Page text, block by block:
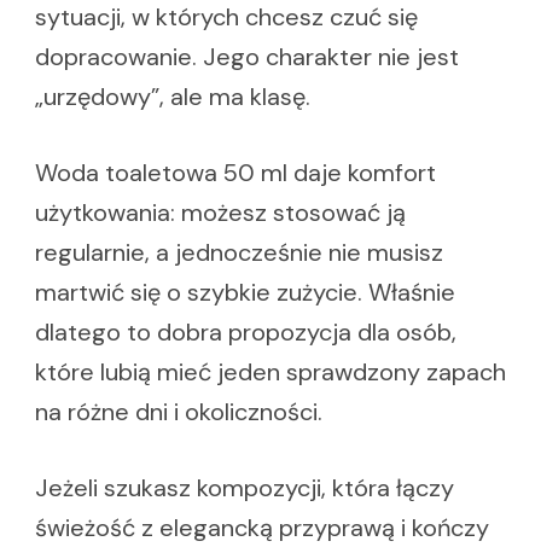
sytuacji, w których chcesz czuć się
dopracowanie. Jego charakter nie jest
„urzędowy”, ale ma klasę.
Woda toaletowa 50 ml daje komfort
użytkowania: możesz stosować ją
regularnie, a jednocześnie nie musisz
martwić się o szybkie zużycie. Właśnie
dlatego to dobra propozycja dla osób,
które lubią mieć jeden sprawdzony zapach
na różne dni i okoliczności.
Jeżeli szukasz kompozycji, która łączy
świeżość z elegancką przyprawą i kończy